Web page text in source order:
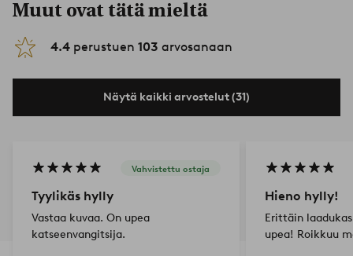
Muut ovat tätä mieltä
4.4 perustuen 103 arvosanaan
Näytä kaikki arvostelut (31)
Vahvistettu ostaja
Tyylikäs hylly
Vastaa kuvaa. On upea
katseenvangitsija.
Hieno hylly!
Erittäin
upea! Roikkuu